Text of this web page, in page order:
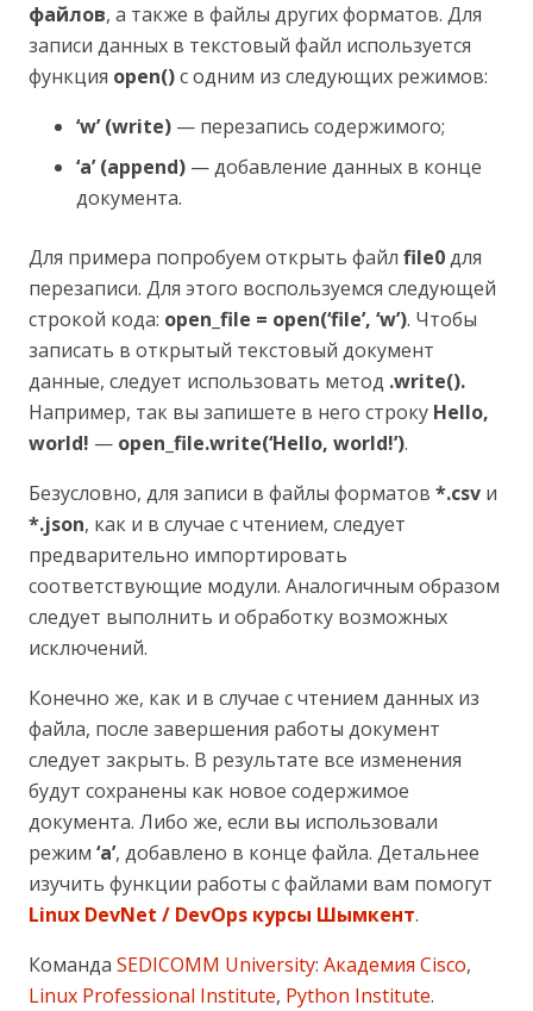
файлов, а также в файлы других форматов. Для
записи данных в текстовый файл используется
функция open()с одним из следующих режимов:
‘w’ (write) — перезапись содержимого;
‘a’ (append) — добавление данных в конце
документа.
Для примера попробуем открыть файл file0для
перезаписи. Для этого воспользуемся следующей
строкой кода: open_file = open(‘file’, ‘w’). Чтобы
записать в открытый текстовый документ
данные, следует использовать метод .write().
Например, так вы запишете в него строку Hello,
world! — open_file.write(‘Hello, world!’).
Безусловно, для записи в файлы форматов *.csv и
*.json, как и в случае с чтением, следует
предварительно импортировать
соответствующие модули. Аналогичным образом
следует выполнить и обработку возможных
исключений.
Конечно же, как и в случае с чтением данных из
файла, после завершения работы документ
следует закрыть. В результате все изменения
будут сохранены как новое содержимое
документа. Либо же, если вы использовали
режим ‘a’, добавлено в конце файла. Детальнее
изучить функции работы с файлами вам помогут
Linux DevNet / DevOps курсы Шымкент.
Команда SEDICOMM University: Академия Cisco,
Linux Professional Institute, Python Institute.